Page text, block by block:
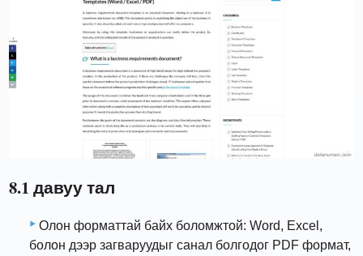
8.1 давуу тал
Олон форматтай байх боломжтой: Word, Excel,
болон дээр загваруудыг санал болгодог PDF формат,